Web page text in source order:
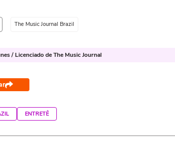
The Music Journal Brazil
/ Licenciado de The Music Journal
ENTRETÊ